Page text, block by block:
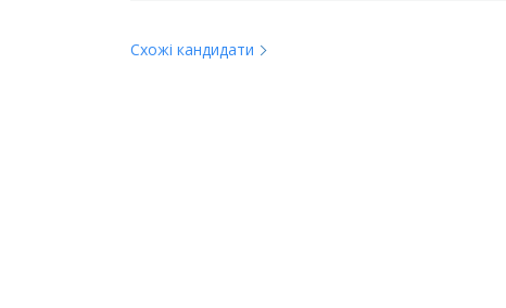
Схожі кандидати